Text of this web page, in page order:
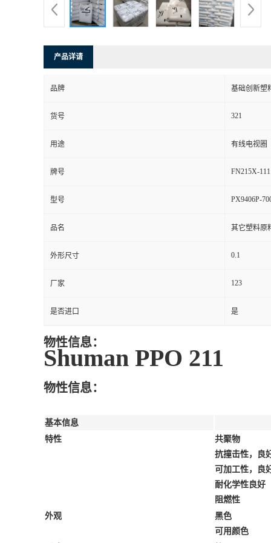
产品详请
品牌 基础创新塑
货号 321
用途 有线电视圈
牌号 FN215X-111
型号 PX9406P-
品名 其它塑料原
外形尺寸 0.1
厂家 123
是否进口 是
物性信息：
Shuman PPO 211
物性信息：
基本信息
特性
共聚物
抗撞击性，良
可加工性，良
耐化学性良好
阻燃性
外观
黑色
可用颜色